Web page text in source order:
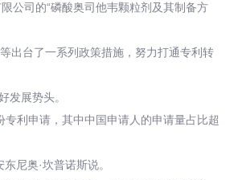
公司的“磷酸奥司他韦颗粒剂及其制备方
出台了一系列政策措施，努力打通专利转
发展势头。
利申请，其中中国申请人的申请量占比超
尼奥·坎普诺斯说。